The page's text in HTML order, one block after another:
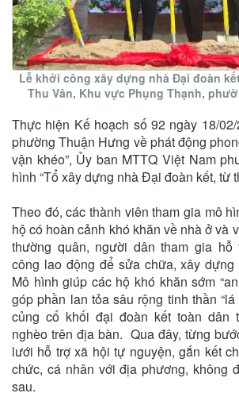
Lễ khởi công xây dựng nhà Đại đoàn
Thu Vân, Khu vực Phụng Thạnh,
Thực hiện Kế hoạch số 92 ngày 18/
phường Thuận Hưng về phát động
vận khéo”, Ủy ban MTTQ Việt Nam
hình “Tổ xây dựng nhà Đại đoàn kết, từ
Theo đó, các thành viên tham gia mô
hộ có hoàn cảnh khó khăn về nhà ở và
thường quân, người dân tham gia
công lao động để sửa chữa, xây
Mô hình giúp các hộ khó khăn sớm
góp phần lan tỏa sâu rộng tinh thần “lá
củng cố khối đại đoàn kết toàn dân
nghèo trên địa bàn. Qua đây, từng
lưới hỗ trợ xã hội tự nguyện, gắn kết
chức, cá nhân với địa phương, không
sau.